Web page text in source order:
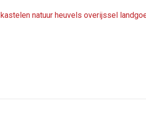
kastelen natuur heuvels overijssel